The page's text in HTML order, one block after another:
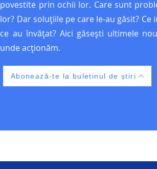
povestite prin ochii lor. Care sunt
lor? Dar soluțiile pe care le-au găsit? Ce
ce au învățat? Aici găsești ultimele
unde acționăm.
Abonează-te la buletinul de știri